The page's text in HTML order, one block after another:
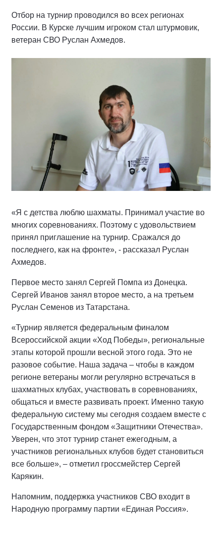
Отбор на турнир проводился во всех регионах
России. В Курске лучшим игроком стал штурмовик,
ветеран СВО Руслан Ахмедов.
«Я с детства люблю шахматы. Принимал участие во
многих соревнованиях. Поэтому с удовольствием
принял приглашение на турнир. Сражался до
последнего, как на фронте», - рассказал Руслан
Ахмедов.
Первое место занял Сергей Помпа из Донецка.
Сергей Иванов занял второе место, а на третьем
Руслан Семенов из Татарстана.
«Турнир является федеральным финалом
Всероссийской акции «Ход Победы», региональные
этапы которой прошли весной этого года. Это не
разовое событие. Наша задача – чтобы в каждом
регионе ветераны могли регулярно встречаться в
шахматных клубах, участвовать в соревнованиях,
общаться и вместе развивать проект. Именно такую
федеральную систему мы сегодня создаем вместе с
Государственным фондом «Защитники Отечества».
Уверен, что этот турнир станет ежегодным, а
участников региональных клубов будет становиться
все больше», – отметил гроссмейстер Сергей
Карякин.
Напомним, поддержка участников СВО входит в
Народную программу партии «Единая Россия».